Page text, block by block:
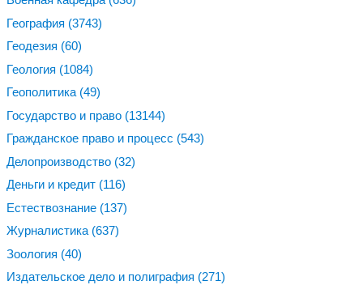
География (3743)
Геодезия (60)
Геология (1084)
Геополитика (49)
Государство и право (13144)
Гражданское право и процесс (543)
Делопроизводство (32)
Деньги и кредит (116)
Естествознание (137)
Журналистика (637)
Зоология (40)
Издательское дело и полиграфия (271)